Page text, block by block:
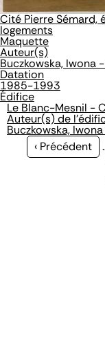
Cité Pierre Sémard,
logements
Maquette
Auteur(s)
Buczkowska, Iwona
Datation
1985-1993
Édifice
Le Blanc-Mesnil -
Auteur(s) de
Buczkowska,
Page
‹ Précédent